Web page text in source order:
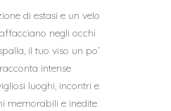
di estasi e un velo
negli occhi
il tuo viso un po’
intense
luoghi, incontri e
memorabili e inedite